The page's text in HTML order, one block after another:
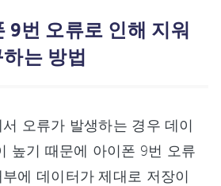
9번 오류로 인해 지워
는 방법
오류가 발생하는 경우 데이
높기 때문에 아이폰 9번 오류
에 데이터가 제대로 저장이